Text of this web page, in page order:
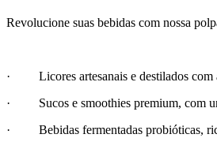
Revolucione suas bebidas com nossa
· Licores artesanais e destilados com
· Sucos e smoothies premium, com
· Bebidas fermentadas probióticas,